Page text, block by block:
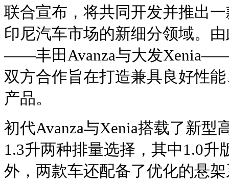
联合宣布，将共同开发并推出
印尼汽车市场的新细分领域。
——丰田Avanza与大发
双方合作旨在打造兼具良好性
产品。
初代Avanza与Xenia搭载了新型
1.3升两种排量选择，其中1.0升
外，两款车还配备了优化的悬